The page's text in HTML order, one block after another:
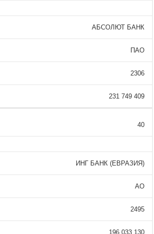
АБСОЛЮТ БАНК
ПАО
2306
231 749 409
40
ИНГ БАНК (ЕВРАЗИЯ)
АО
2495
196 033 130